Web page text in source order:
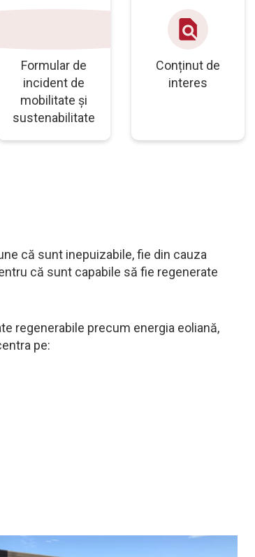
Formular de
incident de
mobilitate și
sustenabilitate
find_in_page
Conținut de
interes
că sunt inepuizabile, fie din cauza
că sunt capabile să fie regenerate
regenerabile precum energia eoliană,
pe: